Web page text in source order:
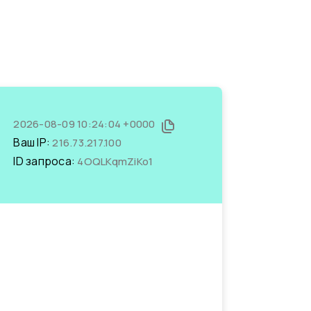
2026-08-09 10:24:04 +0000
Ваш IP:216.73.217.100
ID запроса: 4OQLKqmZiKo1